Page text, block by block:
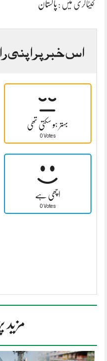
کیٹاگری میں : پاکستان
اس خبر پر اپنی
بہتر ہو سکتی تھی
0 Votes
اچھی ہے
0 Votes
مزید